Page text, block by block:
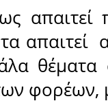
απαιτεί
απαιτεί
θέματα
φορέων,